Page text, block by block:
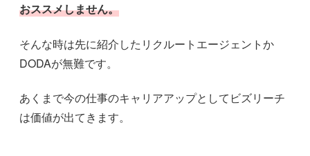
おススメしません。
そんな時は先に紹介したリクルートエージェントか
DODAが無難です。
あくまで今の仕事のキャリアアップとしてビズリーチ
は価値が出てきます。